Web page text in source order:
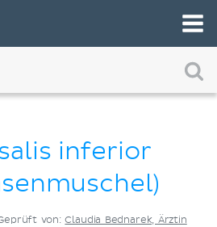
Lernmethode für dich
inferior
von:Claudia Bednarek, Ärztin